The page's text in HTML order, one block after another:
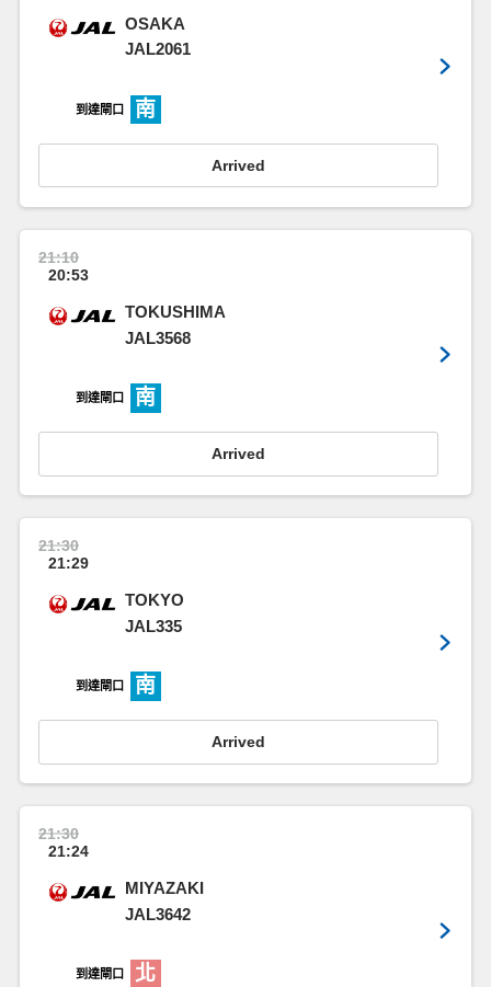
OSAKA
JAL2061
到達閘口 南
Arrived
21:10
20:53
TOKUSHIMA
JAL3568
到達閘口 南
Arrived
21:30
21:29
TOKYO
JAL335
到達閘口 南
Arrived
21:30
21:24
MIYAZAKI
JAL3642
到達閘口 北